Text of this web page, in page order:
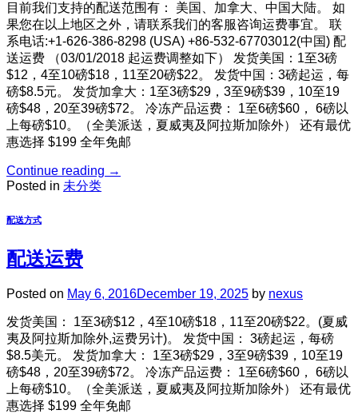
目前我们支持的配送范围有： 美国、加拿大、中国大陆。 如
果您在以上地区之外，请联系我们的客服咨询运费事宜。 联
系电话:+1-626-386-8298 (USA) +86-532-67703012(中国) 配
送运费 （03/01/2018 起运费调整如下） 发货美国：1至3磅
$12，4至10磅$18，11至20磅$22。 发货中国：3磅起运，每
磅$8.5元。 发货加拿大：1至3磅$29，3至9磅$39，10至19
磅$48，20至39磅$72。 冷冻产品运费： 1至6磅$60， 6磅以
上每磅$10。（全美派送，夏威夷及阿拉斯加除外） 还有最优
惠选择 $199 全年免邮
Continue reading →
Posted in 未分类
配送方式
配送运费
Posted on May 6, 2016December 19, 2025 by nexus
发货美国： 1至3磅$12，4至10磅$18，11至20磅$22。(夏威
夷及阿拉斯加除外,运费另计)。 发货中国： 3磅起运，每磅
$8.5美元。 发货加拿大： 1至3磅$29，3至9磅$39，10至19
磅$48，20至39磅$72。 冷冻产品运费： 1至6磅$60， 6磅以
上每磅$10。（全美派送，夏威夷及阿拉斯加除外） 还有最优
惠选择 $199 全年免邮